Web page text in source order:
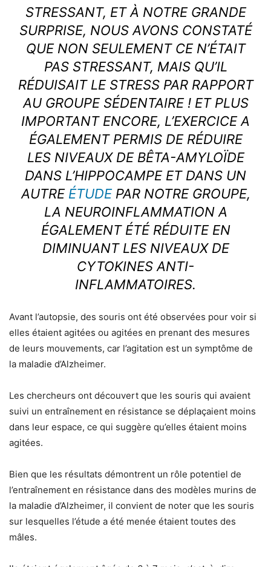
STRESSANT, ET À NOTRE GRANDE
SURPRISE, NOUS AVONS CONSTATÉ
QUE NON SEULEMENT CE N’ÉTAIT
PAS STRESSANT, MAIS QU’IL
RÉDUISAIT LE STRESS PAR RAPPORT
AU GROUPE SÉDENTAIRE ! ET PLUS
IMPORTANT ENCORE, L’EXERCICE A
ÉGALEMENT PERMIS DE RÉDUIRE
LES NIVEAUX DE BÊTA-AMYLOÏDE
DANS L’HIPPOCAMPE ET DANS UN
AUTRE ÉTUDEPAR NOTRE GROUPE,
LA NEUROINFLAMMATION A
ÉGALEMENT ÉTÉ RÉDUITE EN
DIMINUANT LES NIVEAUX DE
CYTOKINES ANTI-
INFLAMMATOIRES.
Avant l’autopsie, des souris ont été observées pour voir si
elles étaient agitées ou agitées en prenant des mesures
de leurs mouvements, car l’agitation est un symptôme de
la maladie d’Alzheimer.
Les chercheurs ont découvert que les souris qui avaient
suivi un entraînement en résistance se déplaçaient moins
dans leur espace, ce qui suggère qu’elles étaient moins
agitées.
Bien que les résultats démontrent un rôle potentiel de
l’entraînement en résistance dans des modèles murins de
la maladie d’Alzheimer, il convient de noter que les souris
sur lesquelles l’étude a été menée étaient toutes des
mâles.